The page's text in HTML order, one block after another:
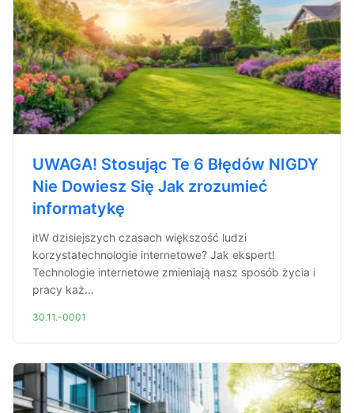
UWAGA! Stosując Te 6 Błędów NIGDY
Nie Dowiesz Się Jak zrozumieć
informatykę
itW dzisiejszych czasach większość ludzi
korzystatechnologie internetowe? Jak ekspert!
Technologie internetowe zmieniają nasz sposób życia i
pracy każ...
30.11.-0001